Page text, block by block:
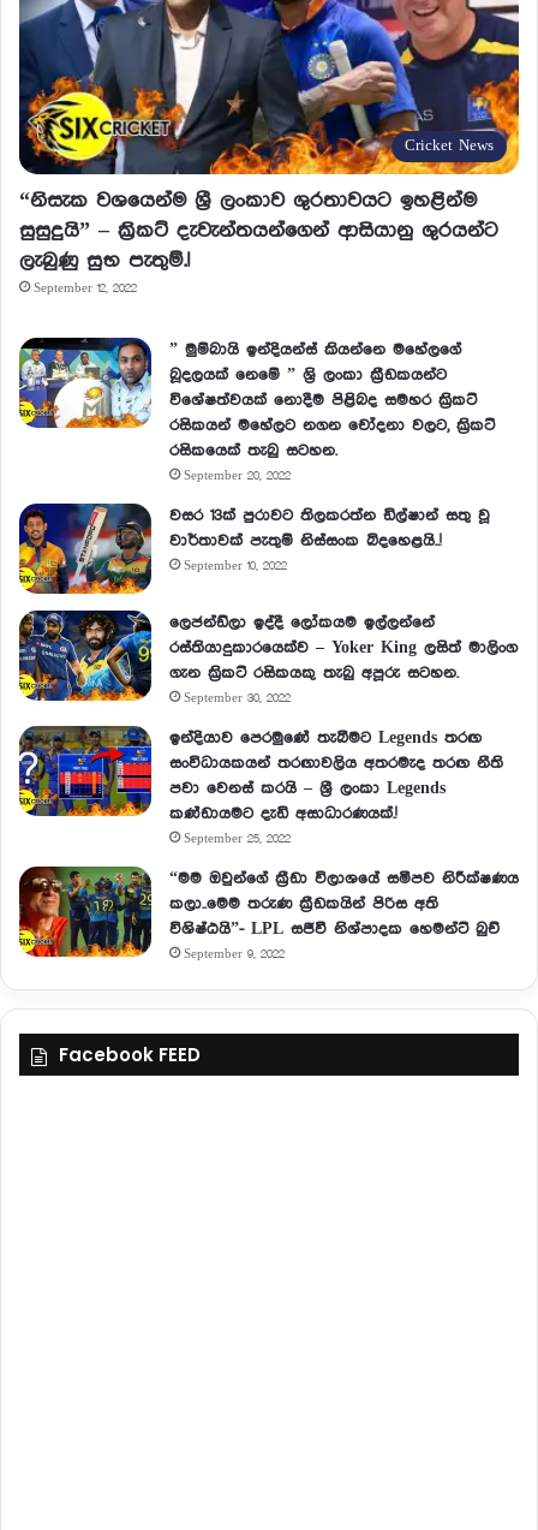
Cricket News
“නිසැක වශයෙන්ම ශ්‍රී ලංකාව ශුරතාවයට ඉහළින්ම
සුසුදුයි” – ක්‍රිකට් දැවැන්තයන්ගෙන් ආසියානු ශුරයන්ට
ලැබුණු සුභ පැතුම්.!
September 12, 2022
” මුම්බායි ඉන්දියන්ස් කියන්නෙ මහේලගේ
බූදලයක් නෙමේ ” ශ්‍රි ලංකා ක්‍රීඩකයන්ට
විශේෂත්වයක් නොදීම පිළිබද සමහර ක්‍රිකට්
රසිකයන් මහේලට නගන චෝදනා වලට, ක්‍රිකට්
රසිකයෙක් තැබු සටහන.
September 20, 2022
වසර 13ක් පුරාවට තිලකරත්න ඩිල්ෂාන් සතු වූ
වාර්තාවක් පැතුම් නිස්සංක බිදහෙළයි..!
September 10, 2022
ලෙජන්ඩ්ලා ඉද්දී ලෝකයම ඉල්ලන්නේ
රස්තියාදුකාරයෙක්ව – Yoker King ලසිත් මාලිංග
ගැන ක්‍රිකට් රසිකයකු තැබු අපූරු සටහන.
September 30, 2022
ඉන්දියාව පෙරමුණේ තැබීමට Legends තරඟ
සංවිධායකයන් තරඟාවලිය අතරමැද තරඟ නීති
පවා වෙනස් කරයි – ශ්‍රී ලංකා Legends
කණ්ඩායමට දැඩි අසාධාරණයක්.!
September 25, 2022
“මම ඔවුන්ගේ ක්‍රීඩා විලාශයේ සමීපව නිරීක්ෂණය
කලා..මෙම තරුණ ක්‍රීඩකයින් පිරිස අති
විශිෂ්ඨයි”- LPL සජීවී නිශ්පාදක හෙමන්ට් බුච්
September 9, 2022
Facebook FEED